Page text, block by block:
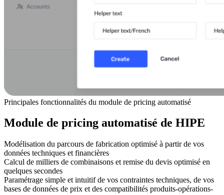
Principales fonctionnalités du module de pricing automatisé
Module de pricing automatisé de HIPE
Modélisation du parcours de fabrication optimisé à partir de vos
données techniques et financières
Calcul de milliers de combinaisons et remise du devis optimisé en
quelques secondes
Paramétrage simple et intuitif de vos contraintes techniques, de vos
bases de données de prix et des compatibilités produits-opérations-